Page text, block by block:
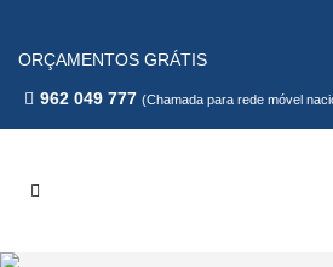
ORÇAMENTOS GRÁTIS
962 049 777 (Chamada para rede móvel